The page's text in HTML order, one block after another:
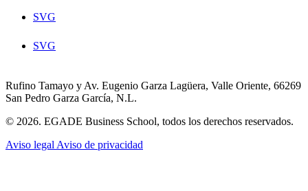
SVG
SVG
Rufino Tamayo y Av. Eugenio Garza Lagüera, Valle Oriente, 66269
San Pedro Garza García, N.L.
© 2026. EGADE Business School, todos los derechos reservados.
Aviso legal Aviso de privacidad